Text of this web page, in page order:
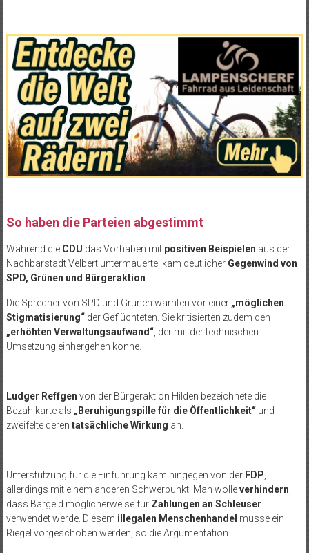
So haben die Parteien abgestimmt
Während die CDU das Vorhaben mit positiven Beispielen aus der
Nachbarstadt Velbert untermauerte, kam deutlicher Gegenwind von
SPD, Grünen und Bürgeraktion
Die Sprecher von SPD und Grünen warnten vor einer „möglichen
Stigmatisierung“der Geflüchteten. Sie kritisierten zudem den
„erhöhten Verwaltungsaufwand“, der mit der technischen
Umsetzung einhergehen könne.
Ludger Reffgen von der Bürgeraktion Hilden bezeichnete die
Bezahlkarte als „Beruhigungspille für die Öffentlichkeit“und
zweifelte deren tatsächliche Wirkung an.
Unterstützung für die Einführung kam hingegen von der FDP
allerdings mit einem anderen Schwerpunkt: Man wolleverhindern
dass Bargeld möglicherweise für Zahlungen an Schleuser
verwendet werde. Diesem illegalen Menschenhandel müsse ein
Riegel vorgeschoben werden, so die Argumentation.